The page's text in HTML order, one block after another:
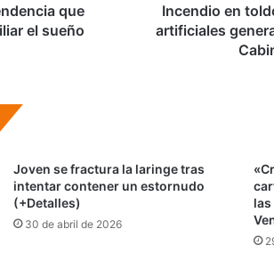
que
el sueño
alarmaIncendio en
artificiales
Joven se fractura la laringe tras
intentar contener un estornudo
(+Detalles)
30 de abril de 2026